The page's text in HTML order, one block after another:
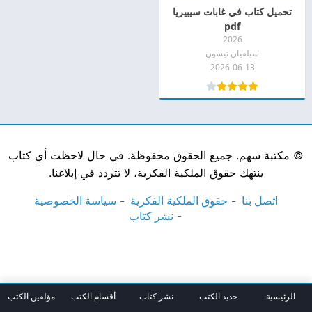
تحميل كتاب في غابات سيبيريا
pdf
2026
سيلفيان تيسون
2026-06-13
© مكتبة سهم. جميع الحقوق محفوظة. في حال لاحظت أي كتاب
ينتهك حقوق الملكية الفكرية، لا تتردد في إبلاغنا.
اتصل بنا حقوق الملكية الفكرية
سياسة الخصوصية
نشر كتاب
الرئيسية جديد الكتب نشر كتاب أقسام الكتب مؤلفين الكتب